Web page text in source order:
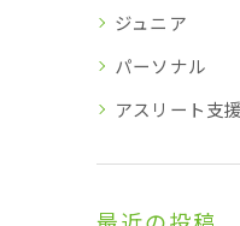
ジュニア
パーソナル
アスリート支援